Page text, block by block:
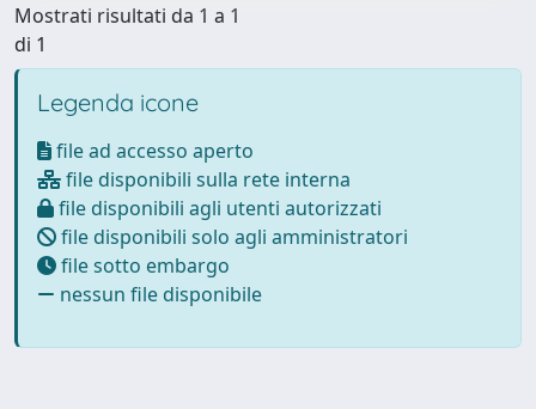
Mostrati risultati da 1 a 1
di 1
Legenda icone
file ad accesso aperto
file disponibili sulla rete interna
file disponibili agli utenti autorizzati
file disponibili solo agli amministratori
file sotto embargo
nessun file disponibile